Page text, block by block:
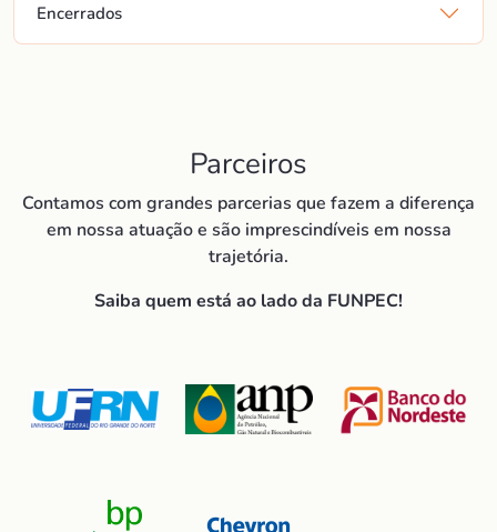
Encerrados
Parceiros
Contamos com grandes parcerias que fazem a diferença
em nossa atuação e são imprescindíveis em nossa
trajetória.
Saiba quem está ao lado da FUNPEC!